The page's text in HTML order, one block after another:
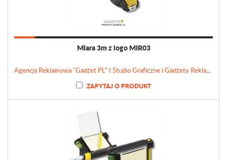
Miara 3m z logo MIR03
Agencja Reklamowa "Gadżet PL" I Studio Graficzne i Gadżety Reklamowe
ZAPYTAJ O PRODUKT